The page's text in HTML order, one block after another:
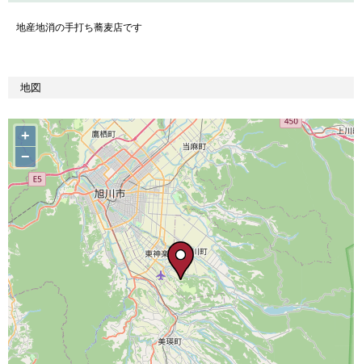
地産地消の手打ち蕎麦店です
地図
+
−